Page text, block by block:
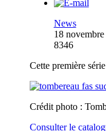
News
18
8346
Cette première
Crédit photo :
Consulter le